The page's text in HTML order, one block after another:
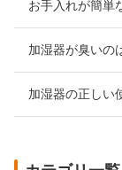
お手入れが簡単
加湿器が臭いの
加湿器の正しい